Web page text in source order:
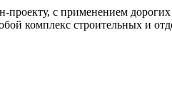
с применением
комплекс строительных и